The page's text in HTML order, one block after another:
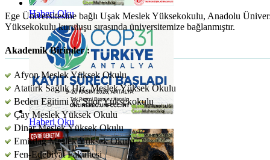
Haberi Oku
Haberi Oku
Ege Üniversitesine bağlı Uşak Meslek Yüksekokulu, Anadolu
Yüksekokulu kuruluşu sırasında üniversitemize bağlanmıştır.
Akademik Birimler :
Afyon Meslek Yüksek Okulu
Atatürk Sağlık Hiz. Meslek Yüksek Okulu
Beden Eğitimi ve Spor Yüksekokulu
Çay Meslek Yüksek Okulu
Dinar Meslek Yüksek Okulu
Emirdağ Meslek Yüksek Okulu
Fen-Edebiyat Fakültesi